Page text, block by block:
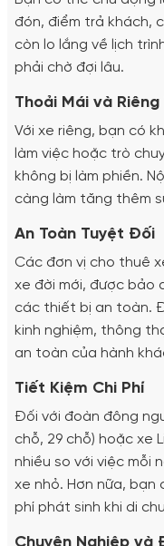
đón, điểm trả khách,
còn lo lắng về lịch
phải chờ đợi lâu.
Thoải Mái và Riêng
Với xe riêng, bạn có
làm việc hoặc trò
không bị làm phiền.
càng làm tăng thêm
An Toàn Tuyệt Đối
Các đơn vị cho thuê
xe đời mới, được bảo
các thiết bị an toàn.
kinh nghiệm, thông
an toàn của hành
Tiết Kiệm Chi Phí
Đối với đoàn đông
chỗ, 29 chỗ) hoặc xe
nhiều so với việc mỗi
xe nhỏ. Hơn nữa,
phí phát sinh khi di